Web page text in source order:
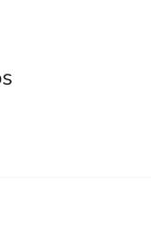
5 z 5 hviezdičiek.